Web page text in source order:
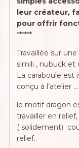
leur créateur,
pour offrir
******
Travaillée sur
simili , nubuck
La caraboule est
conçu à l’atelier …
le motif dragon
travailler en
( solidement)
relief..